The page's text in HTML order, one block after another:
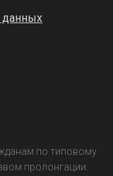
данных
по типовому
пролонгации.